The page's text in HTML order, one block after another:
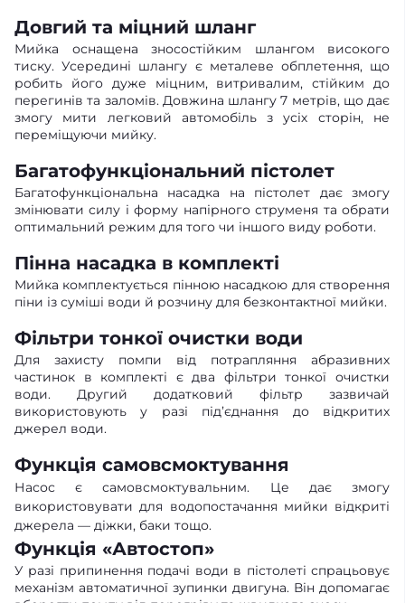
Довгий та міцний шланг
Мийка оснащена зносостійким шлангом високого
тиску. Усередині шлангу є металеве обплетення, що
робить його дуже міцним, витривалим, стійким до
перегинів та заломів. Довжина шлангу 7 метрів, що дає
змогу мити легковий автомобіль з усіх сторін, не
переміщуючи мийку.
Багатофункціональний пістолет
Багатофункціональна насадка на пістолет дає змогу
змінювати силу і форму напірного струменя та обрати
оптимальний режим для того чи іншого виду роботи.
Пінна насадка в комплекті
Мийка комплектується пінною насадкою для створення
піни із суміші води й розчину для безконтактної мийки.
Фільтри тонкої очистки води
Для захисту помпи від потрапляння абразивних
частинок в комплекті є два фільтри тонкої очистки
води. Другий додатковий фільтр зазвичай
використовують у разі під’єднання до відкритих
джерел води.
Функція самовсмоктування
Насос є самовсмоктувальним. Це дає змогу
використовувати для водопостачання мийки відкриті
джерела — діжки, баки тощо.
Функція «Автостоп»
У разі припинення подачі води в пістолеті спрацьовує
механізм автоматичної зупинки двигуна. Він допомагає